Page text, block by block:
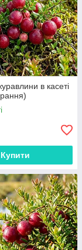
в касеті
Купити